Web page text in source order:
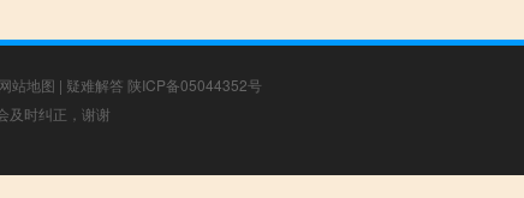
网站地图 | 疑难解答 陕ICP备05044352号
及时纠正，谢谢